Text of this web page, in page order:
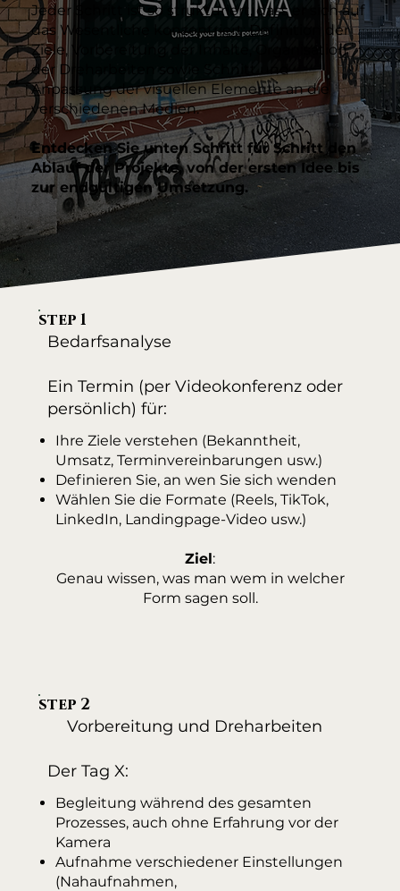
Jeder Schritt ist so strukturiert, dass er sich auf
das Wesentliche konzentriert: Definition der
Ziele, Vorbereitung der Inhalte, Organisation
der Dreharbeiten sowie Schnitt und
Anpassung der visuellen Elemente an die
verschiedenen Medien.
Entdecken Sie unten Schritt für Schritt den
Ablauf der Projekte, von der ersten Idee bis
zur endgültigen Umsetzung.
step 1
Bedarfsanalyse
Ein Termin (per Videokonferenz oder
persönlich) für:
Ihre Ziele verstehen (Bekanntheit,
Umsatz, Terminvereinbarungen usw.)
Definieren Sie, an wen Sie sich wenden
Wählen Sie die Formate (Reels, TikTok,
LinkedIn, Landingpage-Video usw.)
Ziel:
Genau wissen, was man wem in welcher
Form sagen soll.
step 2
Vorbereitung und Dreharbeiten
Der Tag X:
Begleitung während des gesamten
Prozesses, auch ohne Erfahrung vor der
Kamera
Aufnahme verschiedener Einstellungen
(Nahaufnahmen,